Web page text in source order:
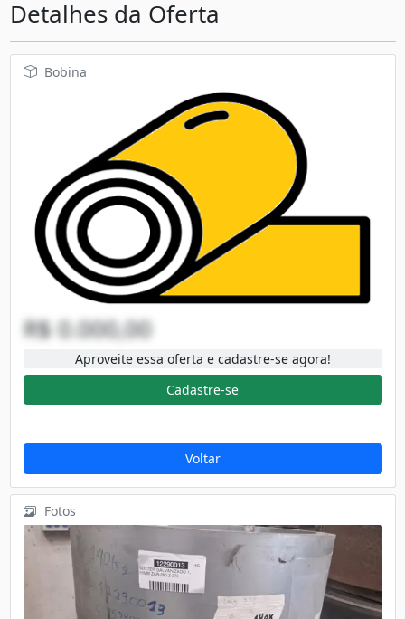
Detalhes da Oferta
Bobina
R$ 0.000,00
Aproveite essa oferta e cadastre-se agora!
Cadastre-se
Voltar
Fotos